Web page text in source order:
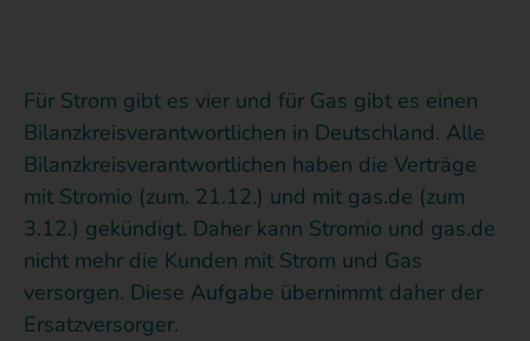
Für Strom gibt es vier und für Gas gibt es einen
Bilanzkreisverantwortlichen in Deutschland. Alle
Bilanzkreisverantwortlichen haben die Verträge
mit Stromio (zum. 21.12.) und mit gas.de (zum
3.12.) gekündigt. Daher kann Stromio und gas.de
nicht mehr die Kunden mit Strom und Gas
versorgen. Diese Aufgabe übernimmt daher der
Ersatzversorger.